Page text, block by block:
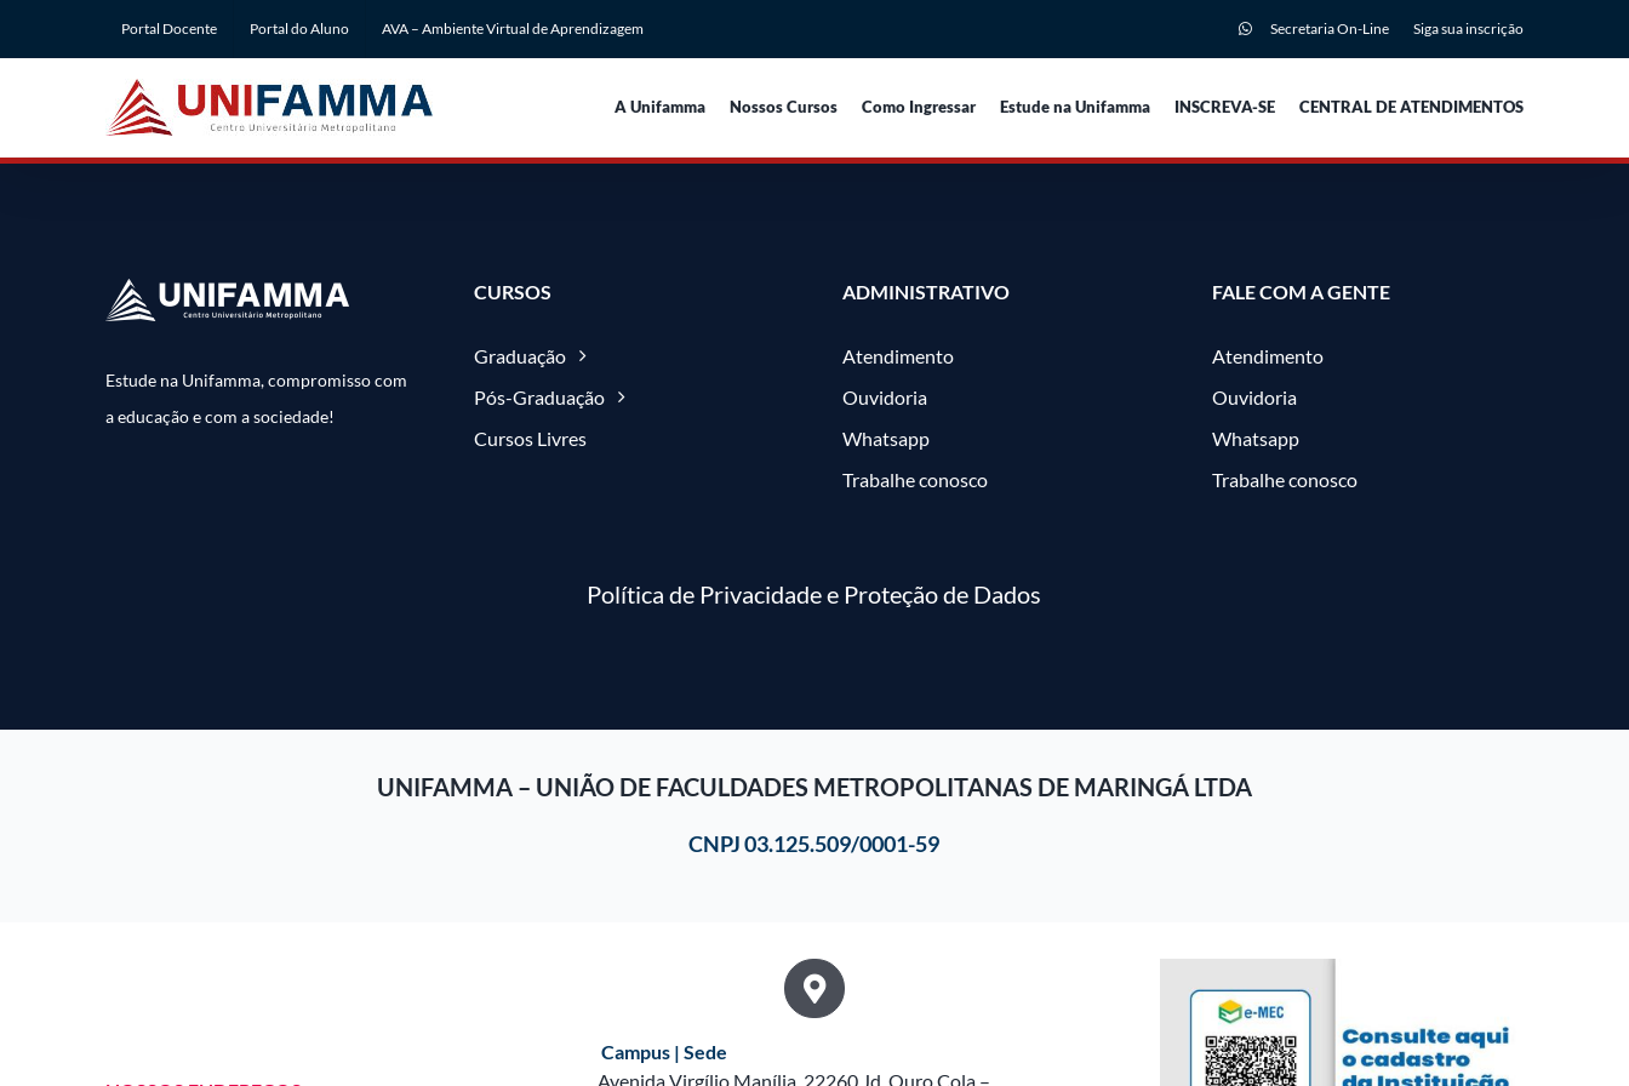
Portal Docente Portal do Aluno AVA – Ambiente Virtual de Aprendizagem Secretaria On-Line Siga sua inscrição
A Unifamma Nossos Cursos Como Ingressar Estude na Unifamma INSCREVA-SE CENTRAL DE ATENDIMENTOS
Estude na Unifamma, compromisso com
a educação e com a sociedade!
CURSOS
Graduação
Pós-Graduação
Cursos Livres
ADMINISTRATIVO
Atendimento
Ouvidoria
Whatsapp
Trabalhe conosco
FALE COM A GENTE
Atendimento
Ouvidoria
Whatsapp
Trabalhe conosco
Política de Privacidade e Proteção de Dados
UNIFAMMA – UNIÃO DE FACULDADES METROPOLITANAS DE MARINGÁ LTDA
CNPJ 03.125.509/0001-59
Campus | Sede
Avenida Virgílio Manília, 22260 Jd. Ouro Cola –